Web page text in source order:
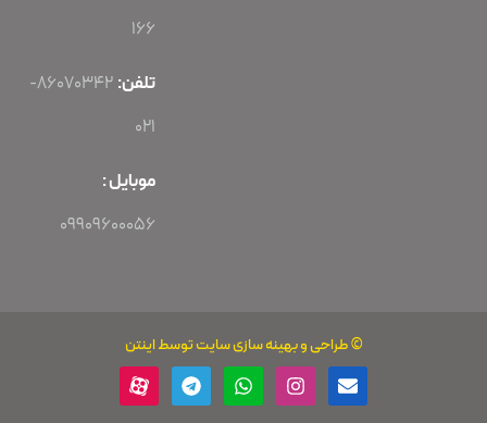
166
تلفن:
86070342-
021
موبایل :
09909600056
©طراحیوبهینه سازی سایتتوسط اینتن